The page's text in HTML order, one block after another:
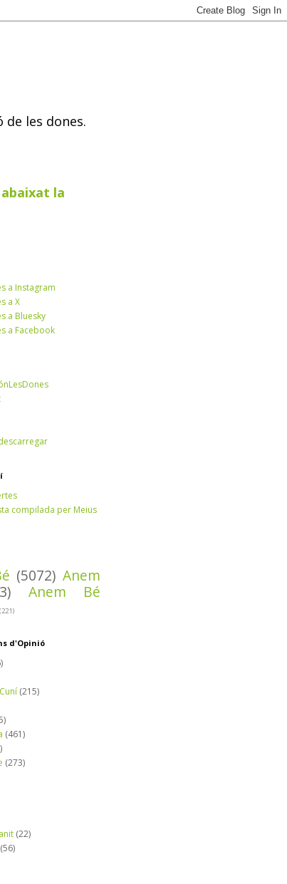
les dones.
abaixat la
a Instagram
a X
a Bluesky
a Facebook
compilada per Meius
(5072) Anem
Anem Bé
(221)
d'Opinió
(215)
(461)
(273)
(22)
(56)